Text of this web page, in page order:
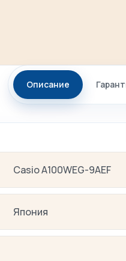
Описание
Casio A100WEG-9AEF
Япония